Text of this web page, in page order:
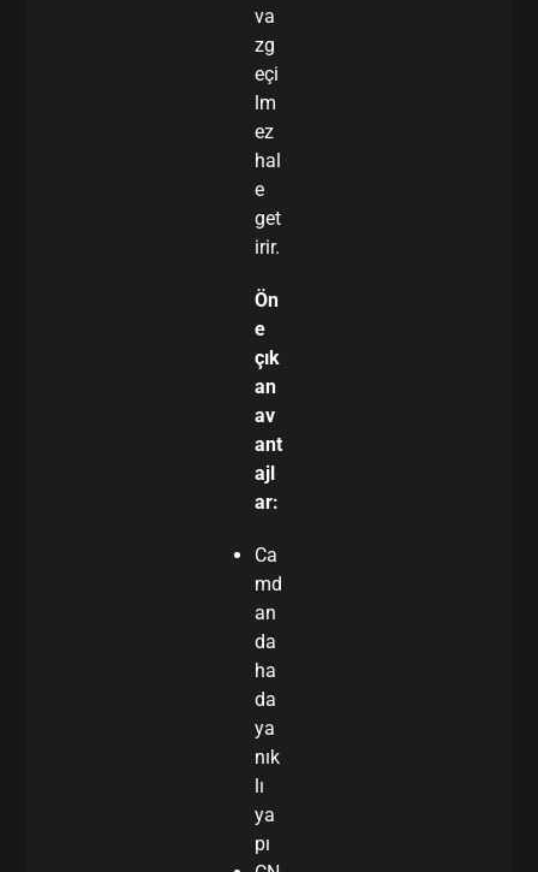
va
zg
eçi
lm
ez
hal
e
get
irir.
Ön
e
çık
an
av
ant
ajl
ar:
Ca
md
an
da
ha
da
ya
nık
lı
ya
pı